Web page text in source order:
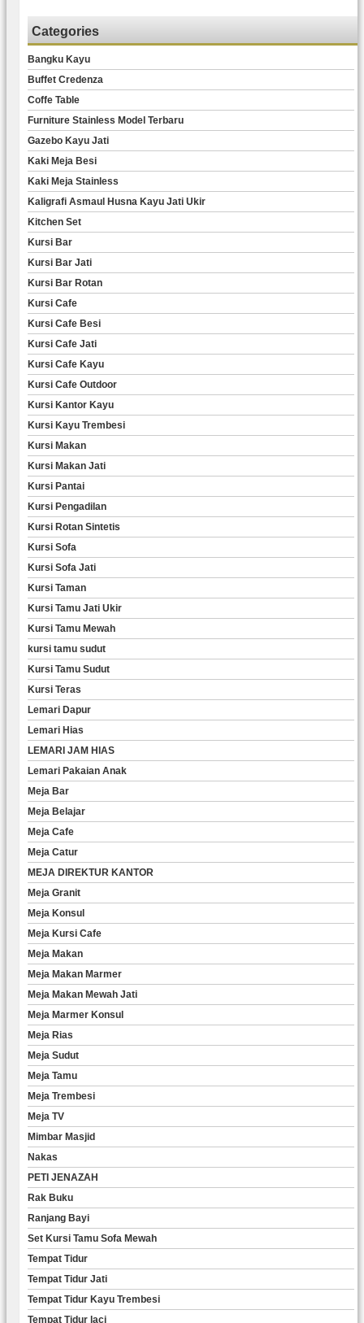
Categories
Bangku Kayu
Buffet Credenza
Coffe Table
Furniture Stainless Model Terbaru
Gazebo Kayu Jati
Kaki Meja Besi
Kaki Meja Stainless
Kaligrafi Asmaul Husna Kayu Jati Ukir
Kitchen Set
Kursi Bar
Kursi Bar Jati
Kursi Bar Rotan
Kursi Cafe
Kursi Cafe Besi
Kursi Cafe Jati
Kursi Cafe Kayu
Kursi Cafe Outdoor
Kursi Kantor Kayu
Kursi Kayu Trembesi
Kursi Makan
Kursi Makan Jati
Kursi Pantai
Kursi Pengadilan
Kursi Rotan Sintetis
Kursi Sofa
Kursi Sofa Jati
Kursi Taman
Kursi Tamu Jati Ukir
Kursi Tamu Mewah
kursi tamu sudut
Kursi Tamu Sudut
Kursi Teras
Lemari Dapur
Lemari Hias
LEMARI JAM HIAS
Lemari Pakaian Anak
Meja Bar
Meja Belajar
Meja Cafe
Meja Catur
MEJA DIREKTUR KANTOR
Meja Granit
Meja Konsul
Meja Kursi Cafe
Meja Makan
Meja Makan Marmer
Meja Makan Mewah Jati
Meja Marmer Konsul
Meja Rias
Meja Sudut
Meja Tamu
Meja Trembesi
Meja TV
Mimbar Masjid
Nakas
PETI JENAZAH
Rak Buku
Ranjang Bayi
Set Kursi Tamu Sofa Mewah
Tempat Tidur
Tempat Tidur Jati
Tempat Tidur Kayu Trembesi
Tempat Tidur laci